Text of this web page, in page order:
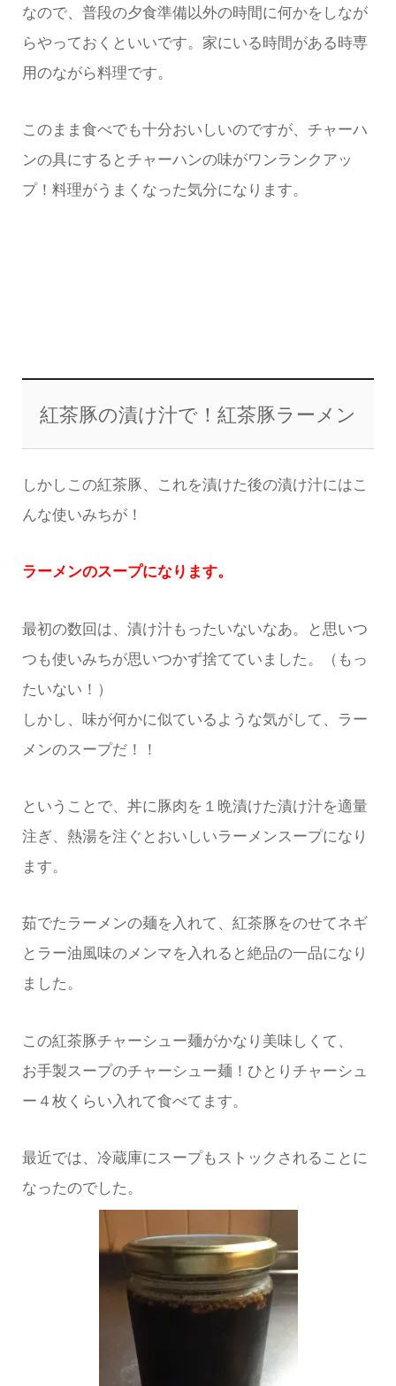
なので、普段の夕食準備以外の時間に何かをしなが
らやっておくといいです。家にいる時間がある時専
用のながら料理です。
このまま食べでも十分おいしいのですが、チャーハ
ンの具にするとチャーハンの味がワンランクアッ
プ！料理がうまくなった気分になります。
紅茶豚の漬け汁で！紅茶豚ラーメン
しかしこの紅茶豚、これを漬けた後の漬け汁にはこ
んな使いみちが！
ラーメンのスープになります。
最初の数回は、漬け汁もったいないなあ。と思いつ
つも使いみちが思いつかず捨てていました。（もっ
たいない！）
しかし、味が何かに似ているような気がして、ラー
メンのスープだ！！
ということで、丼に豚肉を１晩漬けた漬け汁を適量
注ぎ、熱湯を注ぐとおいしいラーメンスープになり
ます。
茹でたラーメンの麺を入れて、紅茶豚をのせてネギ
とラー油風味のメンマを入れると絶品の一品になり
ました。
この紅茶豚チャーシュー麺がかなり美味しくて、
お手製スープのチャーシュー麺！ひとりチャーシュ
ー４枚くらい入れて食べてます。
最近では、冷蔵庫にスープもストックされることに
なったのでした。